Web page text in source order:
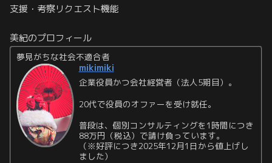
支援・考察リクエスト機能
美紀のプロフィール
夢見がちな社会不適合者
mikimiki
企業役員かつ会社経営者（法人5期目）。
20代で役員のオファーを受け就任。
普段は、個別コンサルティングを1時間につき
88万円（税込）で請け負っています。
（※好評につき2025年12月1日から値上げし
ました）